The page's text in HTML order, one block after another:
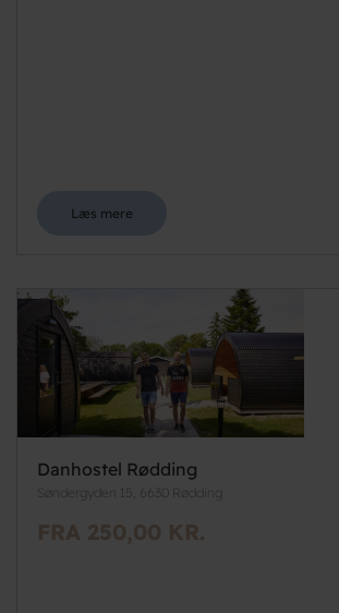
Læs mere
Danhostel Rødding
Søndergyden 15, 6630 Rødding
FRA 250,00 KR.